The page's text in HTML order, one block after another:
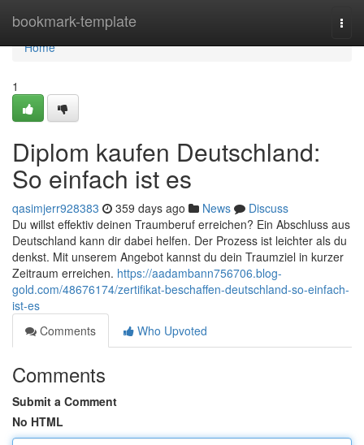
bookmark-template
Home
Home
1
Diplom kaufen Deutschland:
So einfach ist es
qasimjerr928383 359 days ago News
Discuss
Du willst effektiv deinen Traumberuf erreichen? Ein Abschluss aus
Deutschland kann dir dabei helfen. Der Prozess ist leichter als du
denkst. Mit unserem Angebot kannst du dein Traumziel in kurzer
Zeitraum erreichen. https://aadambann756706.blog-
gold.com/48676174/zertifikat-beschaffen-deutschland-so-einfach-
ist-es
Comments
Who Upvoted
Comments
Submit a Comment
No HTML